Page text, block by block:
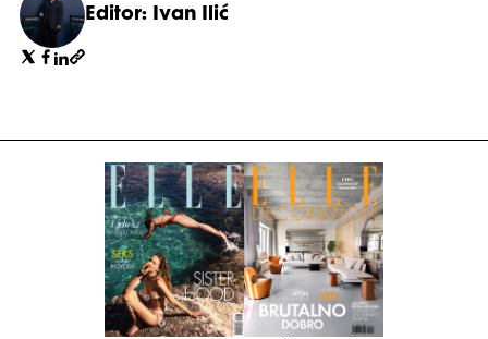
Editor: Ivan Ilić